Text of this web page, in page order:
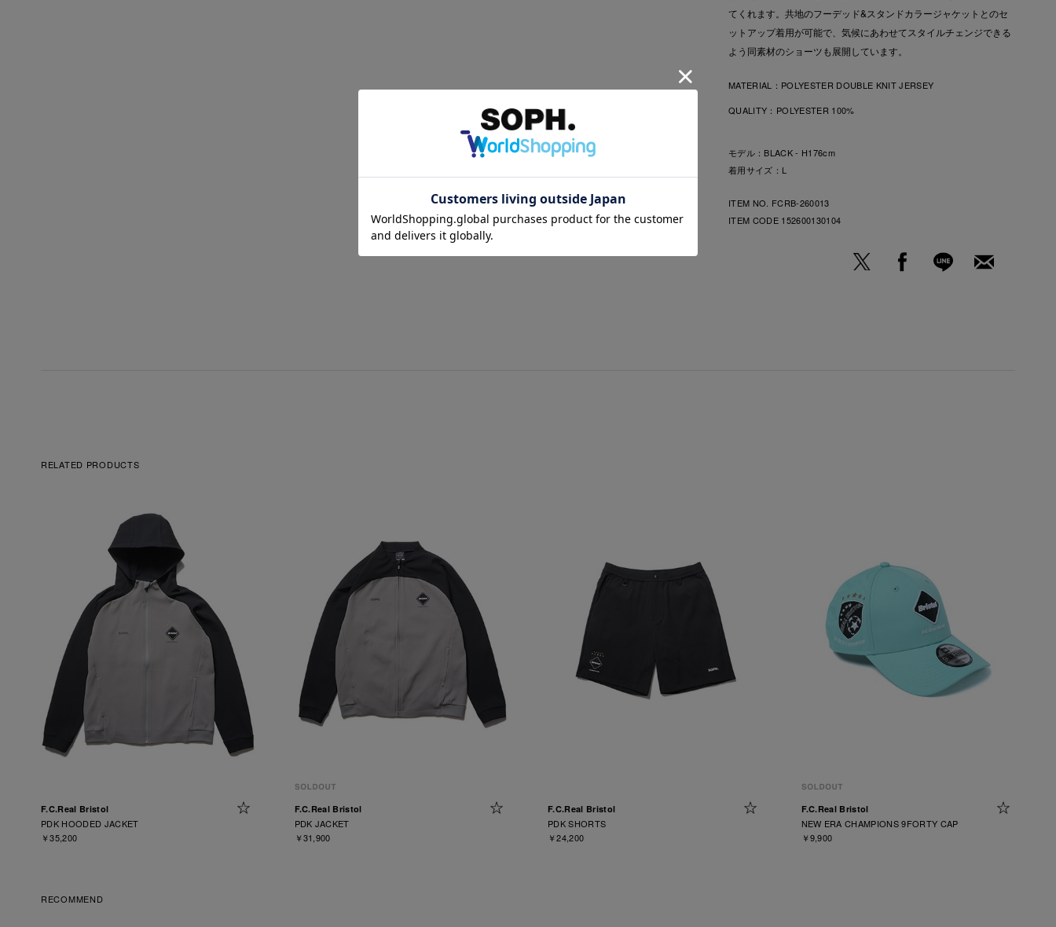
てくれます。共地のフーデッド&スタンドカラージャケットとのセ
ットアップ着用が可能で、気候にあわせてスタイルチェンジできる
よう同素材のショーツも展開しています。
MATERIAL： POLYESTER DOUBLE KNIT JERSEY
QUALITY： POLYESTER 100%
モデル：BLACK - H176cm
着用サイズ：L
ITEM NO. FCRB-260013
ITEM CODE 152600130104
RELATED PRODUCTS
F.C.Real Bristol
PDK HOODED JACKET
￥35,200
F.C.Real Bristol
PDK JACKET
￥31,900
F.C.Real Bristol
PDK SHORTS
￥24,200
F.C.Real Bristol
NEW ERA CHAMPIONS 9FORTY CAP
￥9,900
RECOMMEND